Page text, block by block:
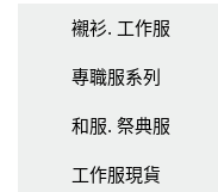
襯衫. 工作服
專職服系列
和服. 祭典服
工作服現貨